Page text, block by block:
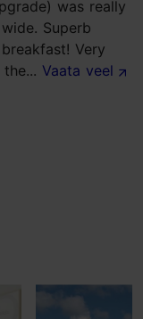
was really
Superb
Very
Vaata veel